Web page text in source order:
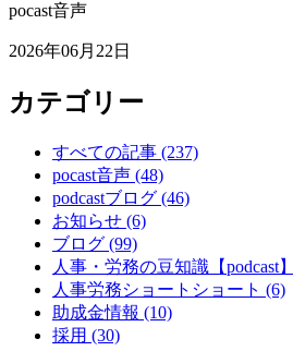
pocast音声
2026年06月22日
カテゴリー
すべての記事 (237)
pocast音声 (48)
podcastブログ (46)
お知らせ (6)
ブログ (99)
人事・労務の豆知識【podcast】
人事労務ショートショート (6)
助成金情報 (10)
採用 (30)